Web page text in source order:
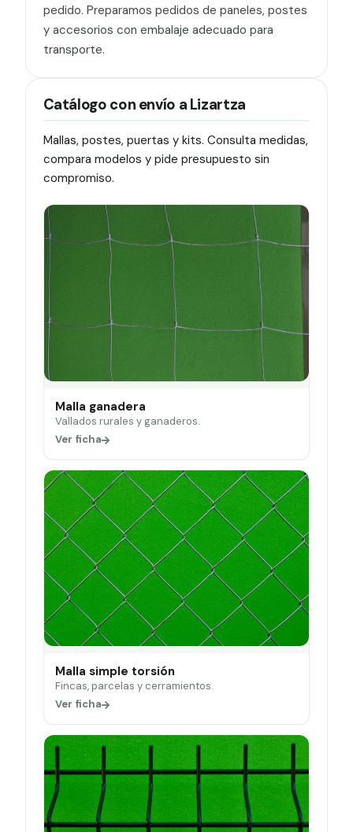
pedido. Preparamos pedidos de paneles, postes
y accesorios con embalaje adecuado para
transporte.
Catálogo con envío a Lizartza
Mallas, postes, puertas y kits. Consulta medidas,
compara modelos y pide presupuesto sin
compromiso.
Malla ganadera
Vallados rurales y ganaderos.
Ver ficha
Malla simple torsión
Fincas, parcelas y cerramientos.
Ver ficha